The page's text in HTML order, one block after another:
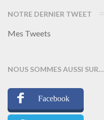
NOTRE DERNIER TWEET
Mes Tweets
NOUS SOMMES AUSSI SUR…
Facebook